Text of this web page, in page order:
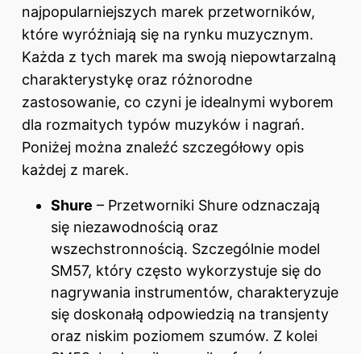
najpopularniejszych marek przetworników,
które wyróżniają się na rynku muzycznym.
Każda z tych marek ma swoją niepowtarzalną
charakterystykę oraz różnorodne
zastosowanie, co czyni je idealnymi wyborem
dla rozmaitych typów muzyków i nagrań.
Poniżej można znaleźć szczegółowy opis
każdej z marek.
Shure – Przetworniki Shure odznaczają
się niezawodnością oraz
wszechstronnością. Szczególnie model
SM57, który często wykorzystuje się do
nagrywania instrumentów, charakteryzuje
się doskonałą odpowiedzią na transjenty
oraz niskim poziomem szumów. Z kolei